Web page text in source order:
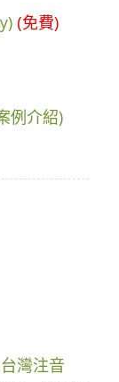
(免費)
例介紹)
灣注音